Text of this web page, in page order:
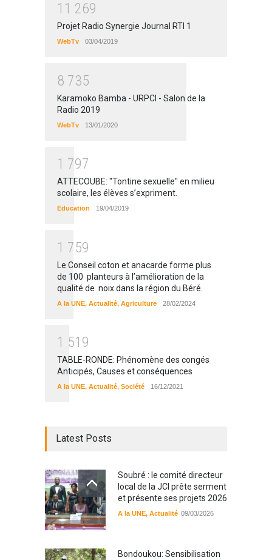
1 1 269
Projet Radio Synergie Journal RTI 1
WebTv 03/04/2019
8 735
Karamoko Bamba - URPCI - Salon de la
Radio 2019
WebTv 13/01/2020
1 797
ATTECOUBE: "Tontine sexuelle" en milieu
scolaire, les élèves s’expriment.
Education 19/04/2019
1 759
Le Conseil coton et anacarde forme plus
de 100 planteurs à l’amélioration de la
qualité de noix dans la région du Béré.
A la UNE, Actualité, Agriculture 28/02/2024
1 51 9
TABLE-RONDE: Phénomène des congés
Anticipés, Causes et conséquences
A la UNE, Actualité, Société 16/12/2021
Latest Posts
Soubré : le comité directeur
local de la JCI prête serment
et présente ses projets 2026
A la UNE, Actualité 09/03/2026
Bondoukou: Sensibilisation